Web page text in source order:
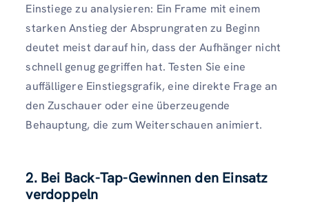
Einstiege zu analysieren: Ein Frame mit einem
starken Anstieg der Absprungraten zu Beginn
deutet meist darauf hin, dass der Aufhänger nicht
schnell genug gegriffen hat. Testen Sie eine
auffälligere Einstiegsgrafik, eine direkte Frage an
den Zuschauer oder eine überzeugende
Behauptung, die zum Weiterschauen animiert.
2. Bei Back-Tap-Gewinnen den Einsatz
verdoppeln